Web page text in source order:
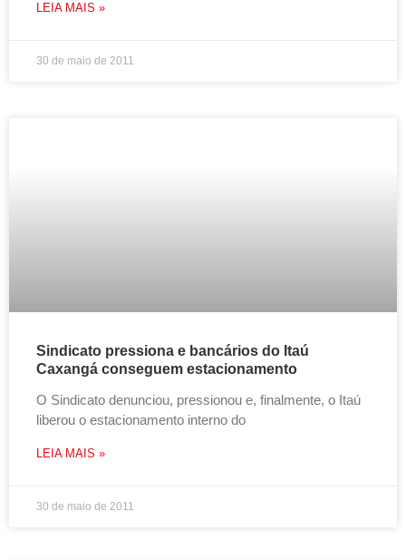
LEIA MAIS »
30 de maio de 2011
Sindicato pressiona e bancários do Itaú
Caxangá conseguem estacionamento
O Sindicato denunciou, pressionou e, finalmente, o Itaú
liberou o estacionamento interno do
LEIA MAIS »
30 de maio de 2011